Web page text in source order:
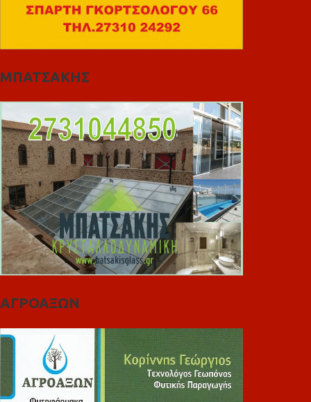
ΜΠΑΤΣΑΚΗΣ
ΑΓΡΟΑΞΩΝ